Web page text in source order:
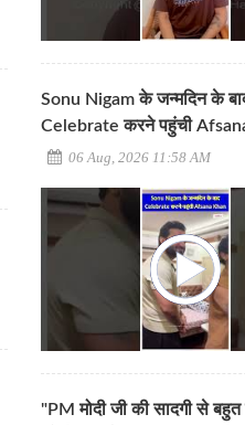
Sonu Nigam के जन्मदिन के
Celebrate करने पहुंची
06 Aug, 2026 11:58 AM
"PM मोदी जी की सादगी से